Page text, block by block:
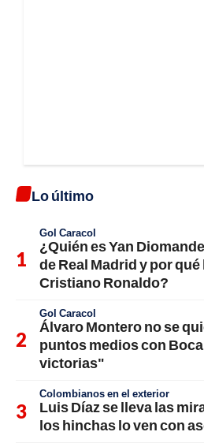
Lo último
Gol Caracol
¿Quién es Yan
de Real Madrid y por
Cristiano Ronaldo?
Gol Caracol
Álvaro Montero no se
puntos medios con
victorias"
Colombianos en el exterior
Luis Díaz se lleva las
los hinchas lo ven con